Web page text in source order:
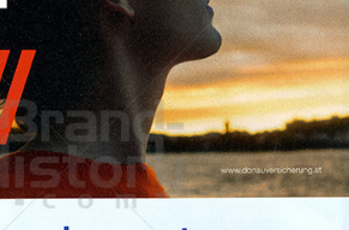
donau VERSICHERUNG
VERSICHERUNG AG Vienna Insurance
Group